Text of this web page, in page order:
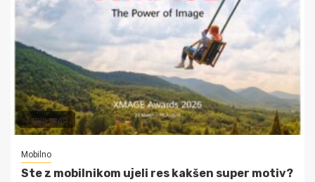
3 min read
Mobilno
Ste z mobilnikom ujeli res kakšen super motiv?